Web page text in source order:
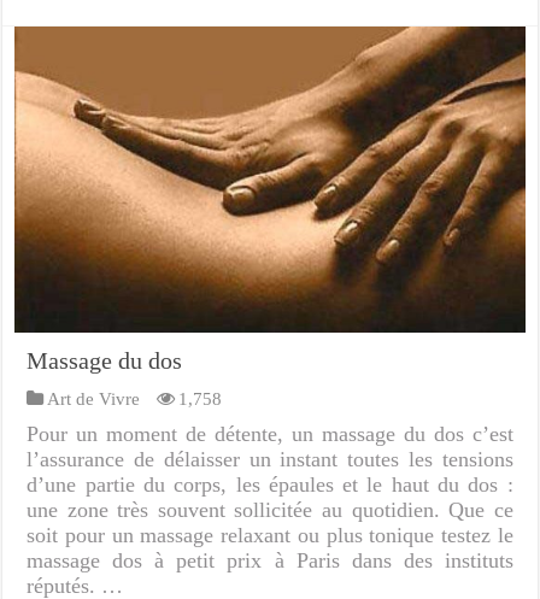
Massage du dos
Art de Vivre 1,758
Pour un moment de détente, un massage du dos c’est
l’assurance de délaisser un instant toutes les tensions
d’une partie du corps, les épaules et le haut du dos :
une zone très souvent sollicitée au quotidien. Que ce
soit pour un massage relaxant ou plus tonique testez le
massage dos à petit prix à Paris dans des instituts
réputés. …